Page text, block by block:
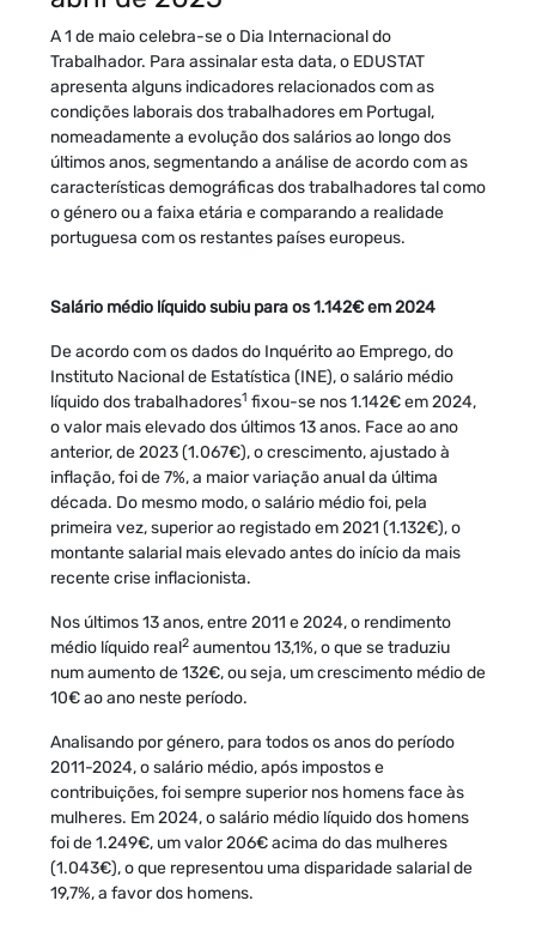
A 1 de maio celebra-se o Dia Internacional do
Trabalhador. Para assinalar esta data, o EDUSTAT
apresenta alguns indicadores relacionados com as
condições laborais dos trabalhadores em Portugal,
nomeadamente a evolução dos salários ao longo dos
últimos anos, segmentando a análise de acordo com as
características demográficas dos trabalhadores tal como
o género ou a faixa etária e comparando a realidade
portuguesa com os restantes países europeus.
Salário médio líquido subiu para os 1.142€ em 2024
De acordo com os dados do Inquérito ao Emprego, do
Instituto Nacional de Estatística (INE), o salário médio
líquido dos trabalhadores1 fixou-se nos 1.142€ em 2024,
o valor mais elevado dos últimos 13 anos. Face ao ano
anterior, de 2023 (1.067€), o crescimento, ajustado à
inflação, foi de 7%, a maior variação anual da última
década. Do mesmo modo, o salário médio foi, pela
primeira vez, superior ao registado em 2021 (1.132€), o
montante salarial mais elevado antes do início da mais
recente crise inflacionista.
Nos últimos 13 anos, entre 2011 e 2024, o rendimento
médio líquido real2 aumentou 13,1%, o que se traduziu
num aumento de 132€, ou seja, um crescimento médio de
10€ ao ano neste período.
Analisando por género, para todos os anos do período
2011-2024, o salário médio, após impostos e
contribuições, foi sempre superior nos homens face às
mulheres. Em 2024, o salário médio líquido dos homens
foi de 1.249€, um valor 206€ acima do das mulheres
(1.043€), o que representou uma disparidade salarial de
19,7%, a favor dos homens.